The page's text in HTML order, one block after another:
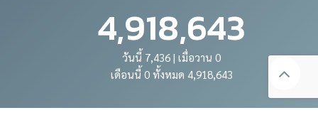
4,918,643
วันนี้ 7,436 | เมื่อวาน 0
เดือนนี้ 0 ทั้งหมด 4,918,643